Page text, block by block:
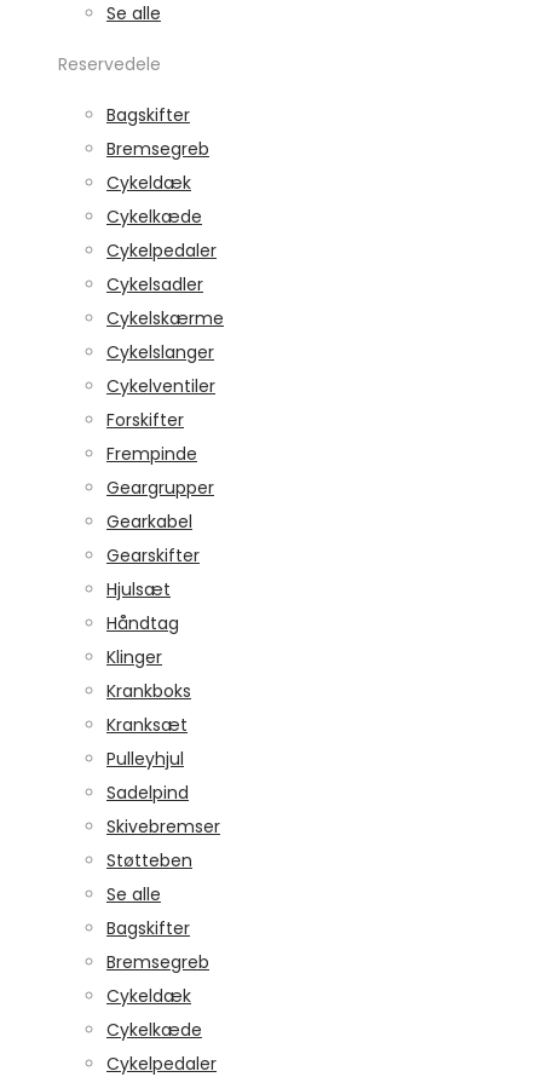
Se alle
Reservedele
Bagskifter
Bremsegreb
Cykeldæk
Cykelkæde
Cykelpedaler
Cykelsadler
Cykelskærme
Cykelslanger
Cykelventiler
Forskifter
Frempinde
Geargrupper
Gearkabel
Gearskifter
Hjulsæt
Håndtag
Klinger
Krankboks
Kranksæt
Pulleyhjul
Sadelpind
Skivebremser
Støtteben
Se alle
Bagskifter
Bremsegreb
Cykeldæk
Cykelkæde
Cykelpedaler